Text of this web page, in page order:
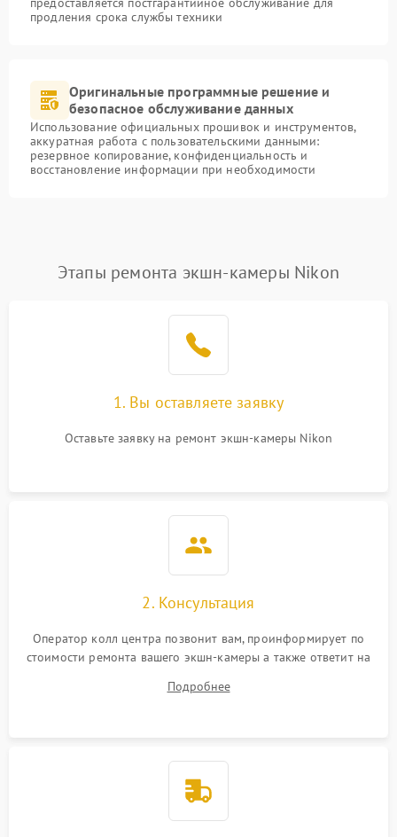
продления срока службы техники
Оригинальные программные решение и
безопасное обслуживание данных
Использование официальных прошивок и инструментов,
аккуратная работа с пользовательскими данными:
резервное копирование, конфиденциальность и
восстановление информации при необходимости
Этапы ремонта экшн-камеры Nikon
1. Вы оставляете заявку
Оставьте заявку на ремонт экшн-камеры Nikon
2. Консультация
Оператор колл центра позвонит вам, проинформирует по
стоимости ремонта вашего экшн-камеры а также ответит на
Подробнее